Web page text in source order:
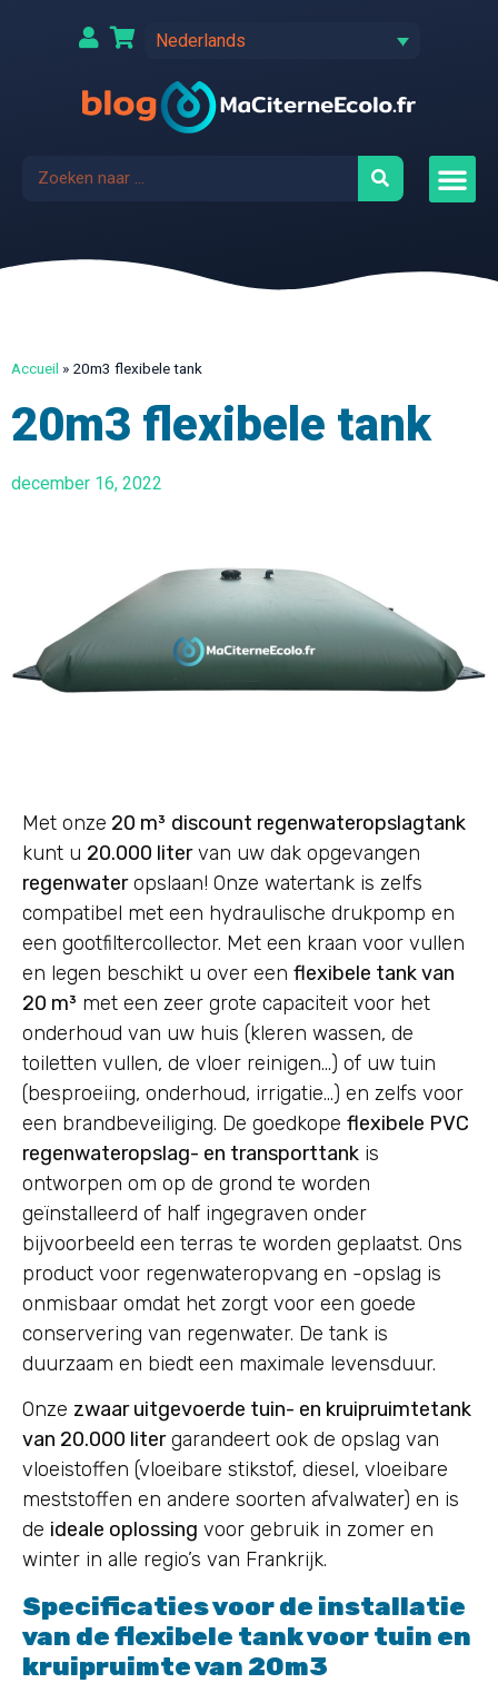
Nederlands
Accueil » 20m3 flexibele tank
20m3 flexibele tank
december 16, 2022
Met onze 20 m³ discount regenwateropslagtank
kunt u 20.000 litervan uw dak opgevangen
regenwateropslaan! Onze watertank is zelfs
compatibel met een hydraulische drukpomp en
een gootfiltercollector. Met een kraan voor vullen
en legen beschikt u over een flexibele tank van
20 m³ met een zeer grote capaciteit voor het
onderhoud van uw huis (kleren wassen, de
toiletten vullen, de vloer reinigen…) of uw tuin
(besproeiing, onderhoud, irrigatie…) en zelfs voor
een brandbeveiliging. De goedkope flexibele PVC
regenwateropslag- en transporttank is
ontworpen om op de grond te worden
geïnstalleerd of half ingegraven onder
bijvoorbeeld een terras te worden geplaatst. Ons
product voor regenwateropvang en -opslag is
onmisbaar omdat het zorgt voor een goede
conservering van regenwater. De tank is
duurzaam en biedt een maximale levensduur.
Onze zwaar uitgevoerde tuin- en kruipruimtetank
van 20.000 litergarandeert ook de opslag van
vloeistoffen (vloeibare stikstof, diesel, vloeibare
meststoffen en andere soorten afvalwater) en is
de ideale oplossing voor gebruik in zomer en
winter in alle regio’s van Frankrijk.
Specificaties voor de installatie
van de flexibele tank voor tuin en
kruipruimte van 20m3